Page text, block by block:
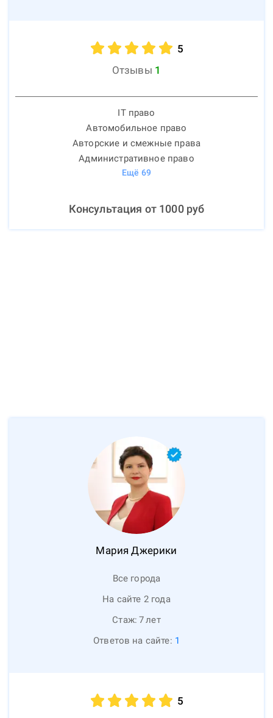
5
Отзывы 1
IT право
Автомобильное право
Авторские и смежные права
Административное право
Ещё 69
Консультация от 1000руб
Мария Джерики
Все города
На сайте 2 года
Стаж: 7лет
Ответов на сайте: 1
5